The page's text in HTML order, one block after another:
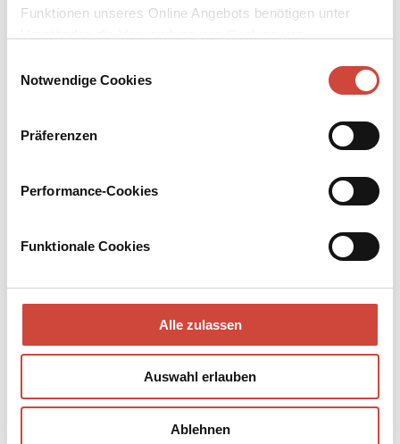
Funktionen unseres Online Angebots benötigen unter
Notwendige Cookies
Präferenzen
Performance-Cookies
Funktionale Cookies
Alle zulassen
Auswahl erlauben
Ablehnen
Starrs Antworten zu all diesen Fragen findet ihr hier im